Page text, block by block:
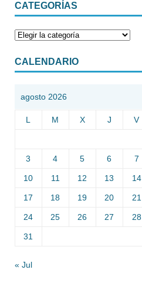
CATEGORÍAS
CALENDARIO
agosto 2026
L M X J V
3 4 5 6 7
10 11 12 13 14
17 18 19 20 21
24 25 26 27 28
31
« Jul